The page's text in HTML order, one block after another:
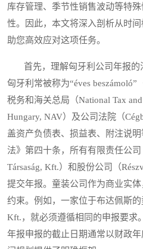
库存管理、季节性销售波动等特
性。因此，本文将深入剖析从时
助您高效应对这项任务。
首先，理解匈牙利公司年报的
匈牙利常被称为“éves
税务和海关总局（National Tax
Hungary, NAV）及公司法院（
盖资产负债表、损益表、附注说
法》第四十条，所有有限责任公司
Társaság, Kft.）和股份公司（
提交年报。童装公司作为商业实
约束。例如，一家位于布达佩斯
Kft.，就必须遵循相同的申报要求
年报申报的截止日期通常以财政